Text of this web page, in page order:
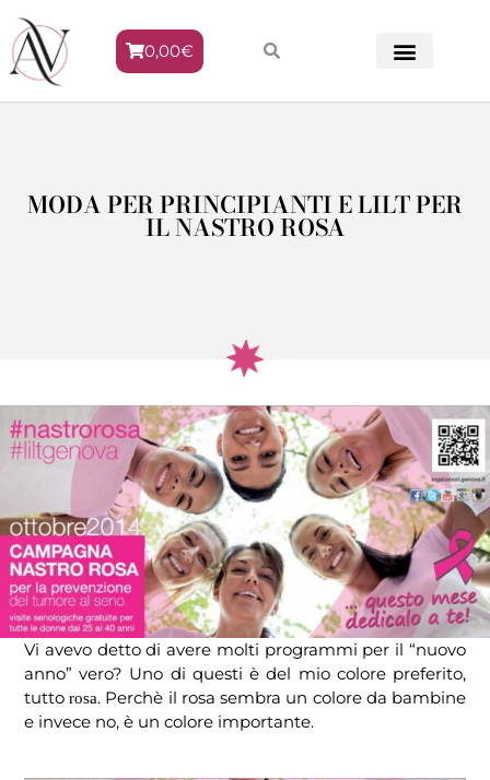
0,00€
MODA PER PRINCIPIANTI E LILT PER
IL NASTRO ROSA
Vi avevo detto di avere molti programmi per il “nuovo
anno” vero? Uno di questi è del mio colore preferito,
tutto rosa. Perchè il rosa sembra un colore da bambine
e invece no, è un colore importante.